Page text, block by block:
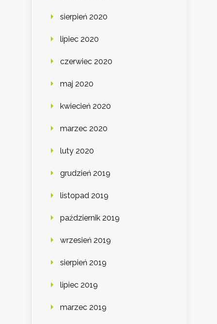
sierpień 2020
lipiec 2020
czerwiec 2020
maj 2020
kwiecień 2020
marzec 2020
luty 2020
grudzień 2019
listopad 2019
październik 2019
wrzesień 2019
sierpień 2019
lipiec 2019
marzec 2019